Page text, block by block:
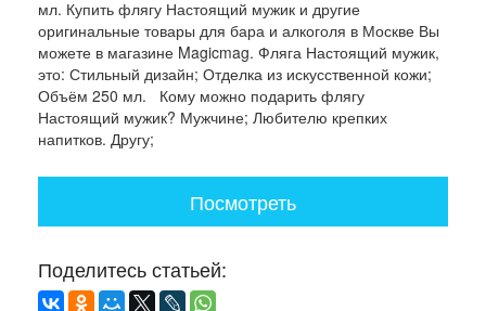
мл. Купить флягу Настоящий мужик и другие
оригинальные товары для бара и алкоголя в Москве Вы
можете в магазине Magicmag. Фляга Настоящий мужик,
это: Стильный дизайн; Отделка из искусственной кожи;
Объём 250 мл. Кому можно подарить флягу
Настоящий мужик? Мужчине; Любителю крепких
напитков. Другу;
Посмотреть
Поделитесь статьей: